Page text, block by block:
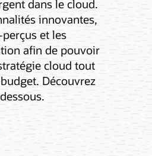
dans le cloud.
innovantes,
et les
afin de pouvoir
cloud tout
Découvrez